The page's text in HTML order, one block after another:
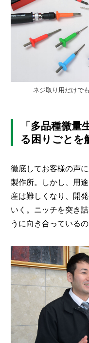
ネジ取り用だけで
「多品種微
る困りごとを
徹底してお客様の声
製作所。しかし、用
産は難しくなり、開
いく。ニッチを突き
うに向き合っているの